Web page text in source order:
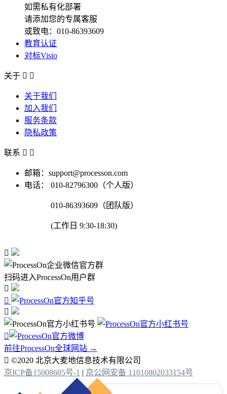
如需私有化部署
请添加您的专属客服
或致电：010-86393609
教育认证
对标Visio
关于  
关于我们
加入我们
服务条款
隐私政策
联系  
邮箱：support@processon.com
电话：
010-82796300（个人版）
010-86393609（团队版）
(工作日 9:30-18:30)

扫码进入ProcessOn用户群




前往ProcessOn全球网站 →
 ©2020 北京大麦地信息技术有限公司
京ICP备15008605号-1 | 京公网安备 11010802033154号